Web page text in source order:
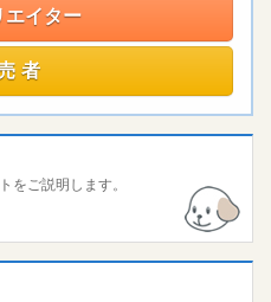
エイター
者
をご説明します。